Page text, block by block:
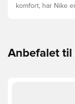
komfort, har Nike
Anbefalet til